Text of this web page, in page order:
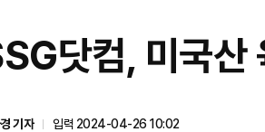
닷컴, 미국산
기자
입력 2024-04-26 10:02